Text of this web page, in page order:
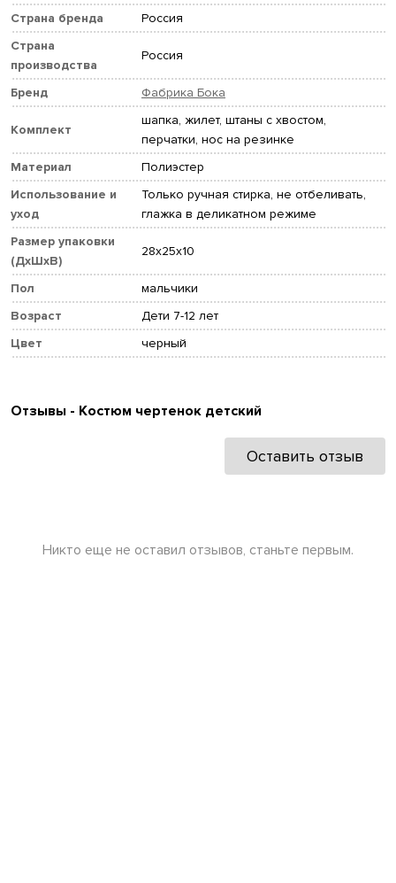
Страна бренда
Россия
Страна
производства
Россия
Бренд Фабрика Бока
Комплект
шапка, жилет, штаны с хвостом,
перчатки, нос на резинке
Материал
Полиэстер
Использование и
уход
Только ручная стирка, не отбеливать,
глажка в деликатном режиме
Размер упаковки
(ДхШхВ)
28x25x10
Пол
мальчики
Возраст
Дети 7-12 лет
Цвет
черный
Отзывы - Костюм чертенок детский
Оставить отзыв
Никто еще не оставил отзывов, станьте первым.